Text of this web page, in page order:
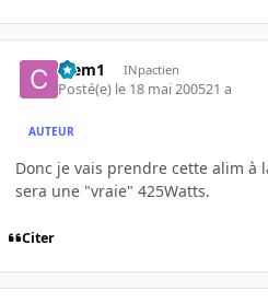
Clem1 INpactien
Posté(e) le 18 mai 200521 a
AUTEUR
Donc je vais prendre cette alim à
sera une "vraie" 425Watts.
Citer